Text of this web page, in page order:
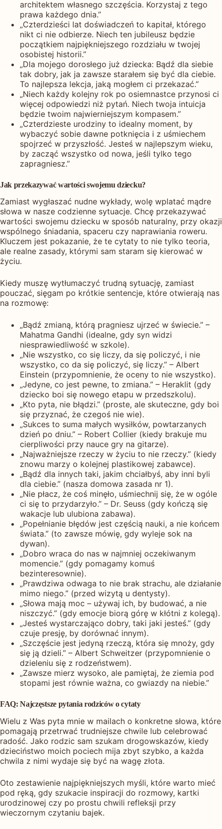
architektem własnego szczęścia. Korzystaj z tego
prawa każdego dnia.”
„Czterdzieści lat doświadczeń to kapitał, którego
nikt ci nie odbierze. Niech ten jubileusz będzie
początkiem najpiękniejszego rozdziału w twojej
osobistej historii.”
„Dla mojego dorosłego już dziecka: Bądź dla siebie
tak dobry, jak ja zawsze starałem się być dla ciebie.
To najlepsza lekcja, jaką mogłem ci przekazać.”
„Niech każdy kolejny rok po osiemnastce przynosi ci
więcej odpowiedzi niż pytań. Niech twoja intuicja
będzie twoim najwierniejszym kompasem.”
„Czterdzieste urodziny to idealny moment, by
wybaczyć sobie dawne potknięcia i z uśmiechem
spojrzeć w przyszłość. Jesteś w najlepszym wieku,
by zacząć wszystko od nowa, jeśli tylko tego
zapragniesz.”
Jak przekazywać wartości swojemu dziecku?
Zamiast wygłaszać nudne wykłady, wolę wplatać mądre
słowa w nasze codzienne sytuacje. Chcę przekazywać
wartości swojemu dziecku w sposób naturalny, przy okazji
wspólnego śniadania, spaceru czy naprawiania roweru.
Kluczem jest pokazanie, że te cytaty to nie tylko teoria,
ale realne zasady, którymi sam staram się kierować w
życiu.
Kiedy muszę wytłumaczyć trudną sytuację, zamiast
pouczać, sięgam po krótkie sentencje, które otwierają nas
na rozmowę:
„Bądź zmianą, którą pragniesz ujrzeć w świecie.” –
Mahatma Gandhi (idealne, gdy syn widzi
niesprawiedliwość w szkole).
„Nie wszystko, co się liczy, da się policzyć, i nie
wszystko, co da się policzyć, się liczy.” – Albert
Einstein (przypomnienie, że oceny to nie wszystko).
„Jedyne, co jest pewne, to zmiana.” – Heraklit (gdy
dziecko boi się nowego etapu w przedszkolu).
„Kto pyta, nie błądzi.” (proste, ale skuteczne, gdy boi
się przyznać, że czegoś nie wie).
„Sukces to suma małych wysiłków, powtarzanych
dzień po dniu.” – Robert Collier (kiedy brakuje mu
cierpliwości przy nauce gry na gitarze).
„Najważniejsze rzeczy w życiu to nie rzeczy.” (kiedy
znowu marzy o kolejnej plastikowej zabawce).
„Bądź dla innych taki, jakim chciałbyś, aby inni byli
dla ciebie.” (nasza domowa zasada nr 1).
„Nie płacz, że coś minęło, uśmiechnij się, że w ogóle
ci się to przydarzyło.” – Dr. Seuss (gdy kończą się
wakacje lub ulubiona zabawa).
„Popełnianie błędów jest częścią nauki, a nie końcem
świata.” (to zawsze mówię, gdy wyleje sok na
dywan).
„Dobro wraca do nas w najmniej oczekiwanym
momencie.” (gdy pomagamy komuś
bezinteresownie).
„Prawdziwa odwaga to nie brak strachu, ale działanie
mimo niego.” (przed wizytą u dentysty).
„Słowa mają moc – używaj ich, by budować, a nie
niszczyć.” (gdy emocje biorą górę w kłótni z kolegą).
„Jesteś wystarczająco dobry, taki jaki jesteś.” (gdy
czuje presję, by dorównać innym).
„Szczęście jest jedyną rzeczą, która się mnoży, gdy
się ją dzieli.” – Albert Schweitzer (przypomnienie o
dzieleniu się z rodzeństwem).
„Zawsze mierz wysoko, ale pamiętaj, że ziemia pod
stopami jest równie ważna, co gwiazdy na niebie.”
FAQ: Najczęstsze pytania rodziców o cytaty
Wielu z Was pyta mnie w mailach o konkretne słowa, które
pomagają przetrwać trudniejsze chwile lub celebrować
radość. Jako rodzic sam szukam drogowskazów, kiedy
dzieciństwo moich pociech mija zbyt szybko, a każda
chwila z nimi wydaje się być na wagę złota.
Oto zestawienie najpiękniejszych myśli, które warto mieć
pod ręką, gdy szukacie inspiracji do rozmowy, kartki
urodzinowej czy po prostu chwili refleksji przy
wieczornym czytaniu bajek.